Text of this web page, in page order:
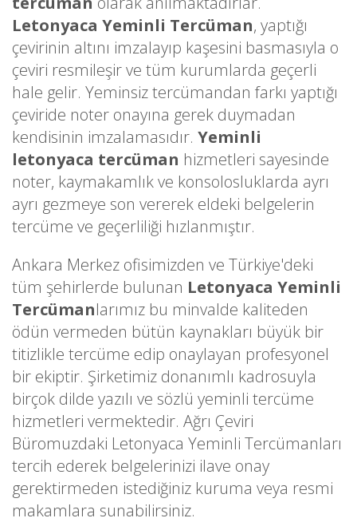
Letonyaca Yeminli Tercüman, yaptığı
çevirinin altını imzalayıp kaşesini basmasıyla o
çeviri resmileşir ve tüm kurumlarda geçerli
hale gelir. Yeminsiz tercümandan farkı yaptığı
çeviride noter onayına gerek duymadan
kendisinin imzalamasıdır. Yeminli
letonyaca tercüman hizmetleri sayesinde
noter, kaymakamlık ve konsolosluklarda ayrı
ayrı gezmeye son vererek eldeki belgelerin
tercüme ve geçerliliği hızlanmıştır.
Ankara Merkez ofisimizden ve Türkiye'deki
tüm şehirlerde bulunan Letonyaca Yeminli
Tercümanlarımız bu minvalde kaliteden
ödün vermeden bütün kaynakları büyük bir
titizlikle tercüme edip onaylayan profesyonel
bir ekiptir. Şirketimiz donanımlı kadrosuyla
birçok dilde yazılı ve sözlü yeminli tercüme
hizmetleri vermektedir. Ağrı Çeviri
Büromuzdaki Letonyaca Yeminli Tercümanları
tercih ederek belgelerinizi ilave onay
gerektirmeden istediğiniz kuruma veya resmi
makamlara sunabilirsiniz.